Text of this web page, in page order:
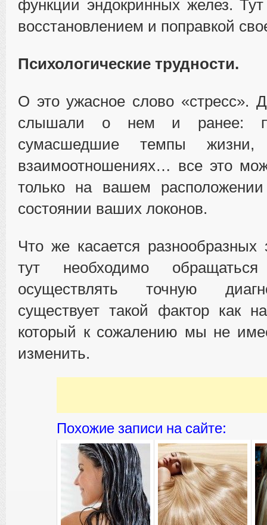
функции эндокринных желез.
восстановлением и поправкой
Психологические трудности.
О это ужасное слово «стресс».
слышали о нем и ранее:
сумасшедшие темпы жизни,
взаимоотношениях… все это
только на вашем
состоянии ваших локонов.
Что же касается разнообразных
тут необходимо
осуществлять точную
существует такой фактор как
который к сожалению мы не
изменить.
Похожие записи на сайте: